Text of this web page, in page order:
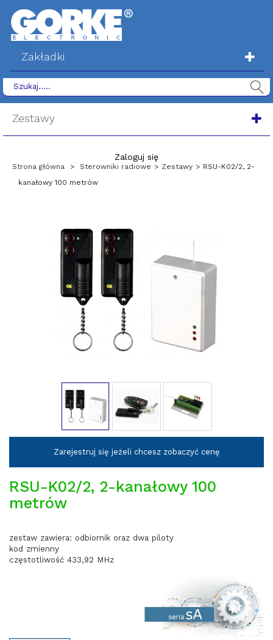
Zakładki
Zestawy
Zaloguj się
Strona główna > Sterowniki radiowe > Zestawy > RSU-K02/2, 2-
kanałowy 100 metrów
Zarejestruj się jeżeli chcesz zobaczyć cenę
RSU-K02/2, 2-kanałowy 100
metrów
zestaw zawiera: odbiornik oraz dwa piloty
kod zmienny
częstotliwość 433,92 MHz